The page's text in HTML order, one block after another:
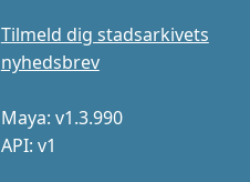
Tilmeld dig stadsarkivets
nyhedsbrev
Maya: v1.3.990
API: v1